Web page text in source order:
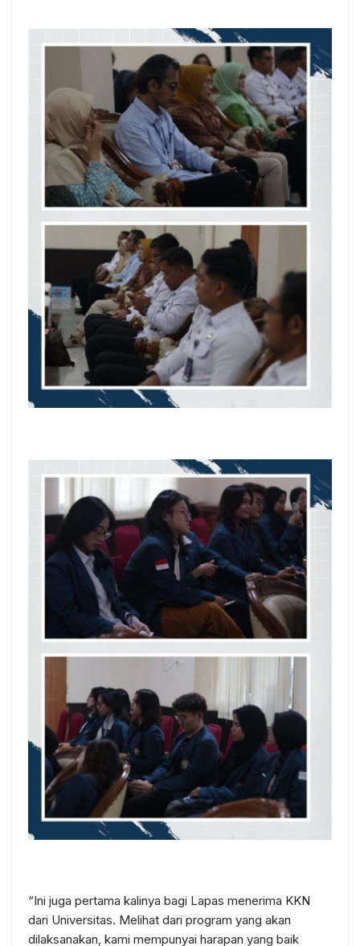
“Ini juga pertama kalinya bagi Lapas menerima KKN
dari Universitas. Melihat dari program yang akan
dilaksanakan, kami mempunyai harapan yang baik